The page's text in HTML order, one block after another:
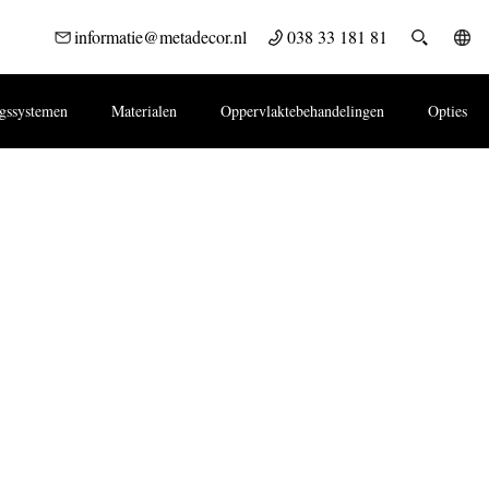
informatie@metadecor.nl 038 33 181 81
Materialen Oppervlaktebehandelingen Opties